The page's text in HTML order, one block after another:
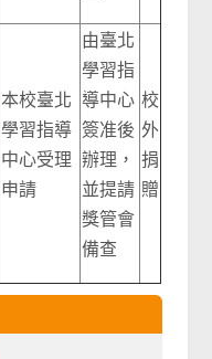
本校臺北
學習指導
中心受理
申請
由臺北
學習指
導中心
簽准後
辦理，
並提請
獎管會
備查
校
外
捐
贈